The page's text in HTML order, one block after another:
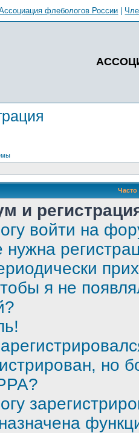
флебологов России
и
войти на
я не
но